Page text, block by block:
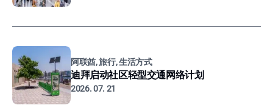
阿联酋, 旅行, 生活方式
迪拜启动社区轻型交通网络计划
2026. 07. 21